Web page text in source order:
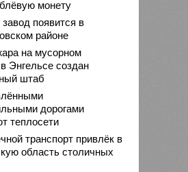
монету
появится в
районе
на мусорном
Энгельсе создан
штаб
дорогами
теплосети
транспорт привлёк в
область столичных